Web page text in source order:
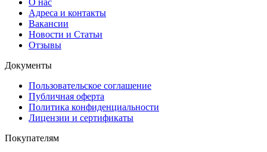
Адреса и контакты
Вакансии
Новости и Статьи
Отзывы
Документы
Пользовательское соглашение
Публичная оферта
Политика конфиденциальности
Лицензии и сертификаты
Покупателям